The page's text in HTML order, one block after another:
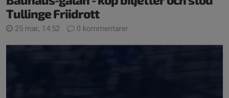
Tullinge Friidrott
25 mar, 14:52 0 kommentarer